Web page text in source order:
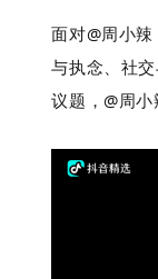
面对@周小
与执念、社
议题，@周小